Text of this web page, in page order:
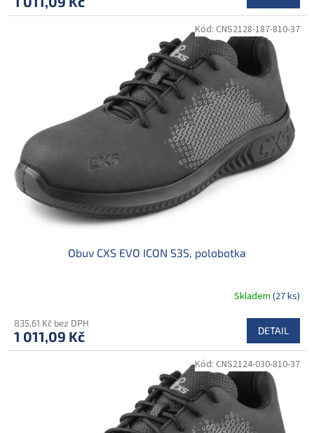
Obuv CXS EVO ICON S3S, polobotka
Skladem (27 ks)
835,61 Kč bez DPH
1 011,09 Kč DETAIL
Kód: CNS2128-187-810-37
Kód: CNS2124-030-810-37